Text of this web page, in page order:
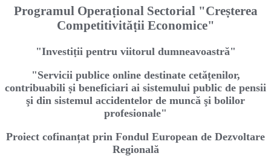
Programul Operaṭional Sectorial "Creṣterea
Competitivităṭii Economice"
"Investiṭii pentru viitorul dumneavoastră"
"Servicii publice online destinate cetăṭenilor,
contribuabili ṣi beneficiari ai sistemului public de pensii
şi din sistemul accidentelor de muncă şi bolilor
profesionale"
Proiect cofinanțat prin Fondul European de Dezvoltare
Regională